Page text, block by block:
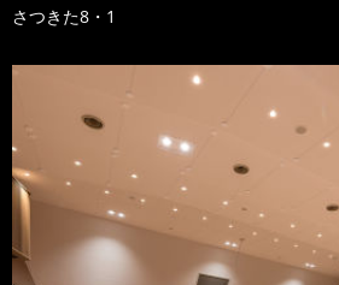
さつきた8・1